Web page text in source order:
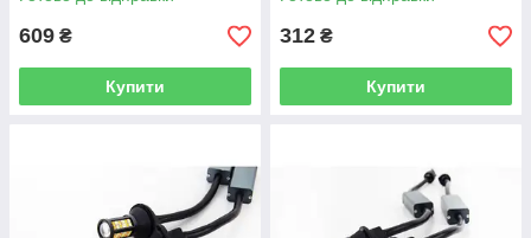
609 ₴
Купити
312 ₴
Купити